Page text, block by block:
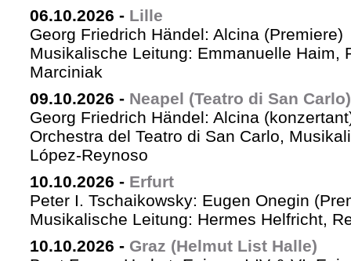
06.10.2026 - Lille
Georg Friedrich Händel: Alcina (Premiere)
Musikalische Leitung: Emmanuelle Haim,
Marciniak
09.10.2026 - Neapel (Teatro di San Carlo)
Georg Friedrich Händel: Alcina
Orchestra del Teatro di San Carlo,
López-Reynoso
10.10.2026 - Erfurt
Peter I. Tschaikowsky: Eugen Onegin
Musikalische Leitung: Hermes Helfricht,
10.10.2026 - Graz (Helmut List Halle)